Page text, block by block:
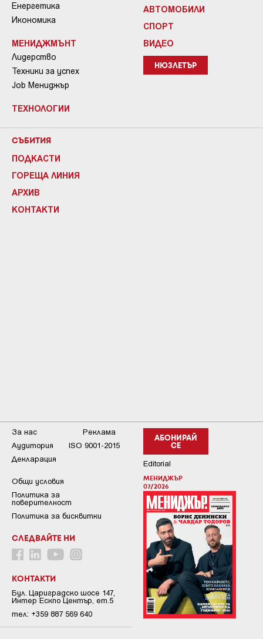
Енергетика
Икономика
МЕНИДЖМЪНТ
Лидерство
Техники за успех
Job Мениджър
ТЕХНОЛОГИИ
АВТОМОБИЛИ
СПОРТ
ВИДЕО
НЮЗЛЕТЪР
СЪБИТИЯ
ПОДКАСТИ
ГОРЕЩА ЛИНИЯ
АРХИВ
КОНТАКТИ
АБОНИРАЙ
СЕ
Editorial
МЕНИДЖЪР
07/2026
За нас
Реклама
Аудитория
ISO 9001-2015
Декларация
Общи условия
Пoлитикa зa
пoвepитeлнocт
Политика за бисквитки
СЛЕДВАЙТЕ НИ
КОНТАКТИ
Бул. Цариградско шосе 147,
Интер Ескпо Център, ет.5
тел: +359 887 569 640